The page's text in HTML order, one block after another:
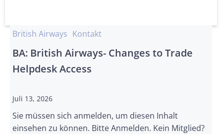
British Airways Kontakt
BA: British Airways- Changes to Trade
Helpdesk Access
Juli 13, 2026
Sie müssen sich anmelden, um diesen Inhalt
einsehen zu können. Bitte Anmelden. Kein Mitglied?